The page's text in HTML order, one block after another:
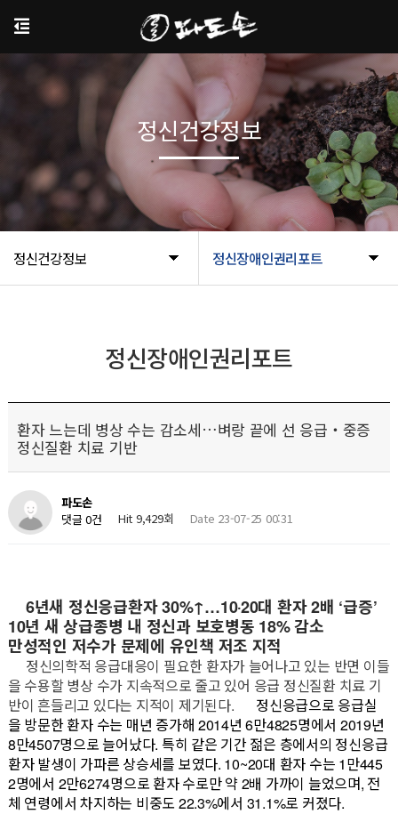
정신건강정보 정신장애인권리포트
정신건강정보
정신장애인권리포트
환자 느는데 병상 수는 감소세…벼랑 끝에 선 응급‧중증
정신질환 치료 기반
파도손
댓글 0건
Hit 9,429회 Date 23-07-25 00:31
6년새 정신응급환자 30%↑…10‧20대 환자 2배 ‘급증’
10년 새 상급종병 내 정신과 보호병동 18% 감소
만성적인 저수가 문제에 유인책 저조 지적
정신의학적 응급대응이 필요한 환자가 늘어나고 있는 반면 이들
을 수용할 병상 수가 지속적으로 줄고 있어 응급 정신질환 치료 기
반이 흔들리고 있다는 지적이 제기된다.
정신응급으로 응급실
을 방문한 환자 수는 매년 증가해 2014년 6만4825명에서 2019년
8만4507명으로 늘어났다. 특히 같은 기간 젊은 층에서의 정신응급
환자 발생이 가파른 상승세를 보였다. 10~20대 환자 수는 1만445
2명에서 2만6274명으로 환자 수로만 약 2배 가까이 늘었으며, 전
체 연령에서 차지하는 비중도 22.3%에서 31.1%로 커졌다.